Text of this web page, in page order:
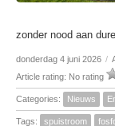
zonder nood aan
donderdag 4 juni 2026 /
Article rating: No rating
Categories: Nieuws
Tags: spuistroom